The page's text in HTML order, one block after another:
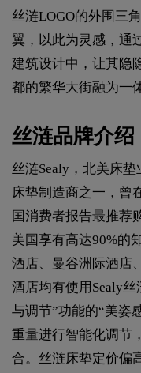
丝涟LOGO的外围三
翼，以此为灵感，通
建筑设计中，让其隐
都的繁华大街融为一
丝涟品牌介绍
丝涟Sealy，北美床
床垫制造商之一，曾
国消费者报告最推荐
美国享有高达90%的
酒店、曼谷洲际酒店
酒店均有使用Sealy
与调节”功能的“美姿
重量进行智能化调节
合。丝涟床垫定价偏